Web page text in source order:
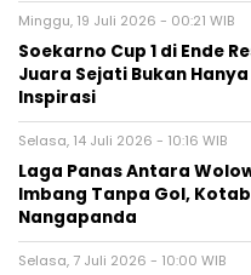
Minggu, 19 Juli 2026 - 00:21 WIB
Soekarno Cup 1 di Ende
Juara Sejati Bukan
Inspirasi
Selasa, 14 Juli 2026 - 10:16 WIB
Laga Panas Antara
Imbang Tanpa Gol,
Nangapanda
Selasa, 7 Juli 2026 - 10:00 WIB